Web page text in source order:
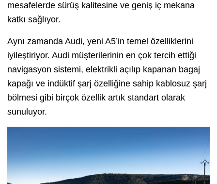
mesafelerde sürüş kalitesine ve geniş iç mekana
katkı sağlıyor.
Aynı zamanda Audi, yeni A5’in temel özelliklerini
iyileştiriyor. Audi müşterilerinin en çok tercih ettiği
navigasyon sistemi, elektrikli açılıp kapanan bagaj
kapağı ve indüktif şarj özelliğine sahip kablosuz şarj
bölmesi gibi birçok özellik artık standart olarak
sunuluyor.